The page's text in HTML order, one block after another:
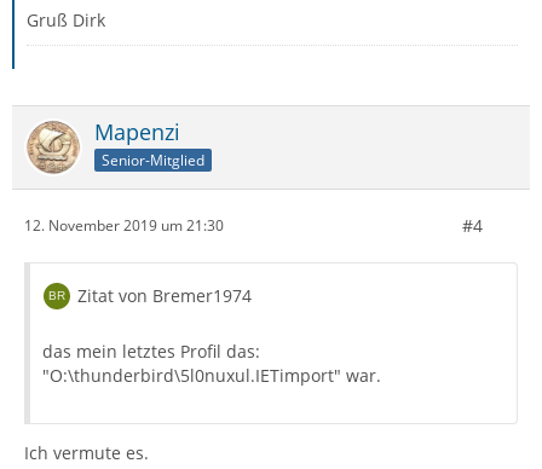
Gruß Dirk
Mapenzi
Senior-Mitglied
12. November 2019 um 21:30 #4
Zitat von Bremer1974
das mein letztes Profil das:
"O:\thunderbird\5l0nuxul.IETimport" war.
Ich vermute es.